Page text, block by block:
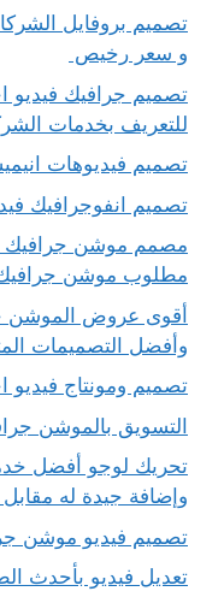
تصميم بروفايل
و سعر رخيص
تصميم جرافيك
للتعريف بخدمات
تصميم فيديوهات
تصميم انفوجرافيك
مصمم موشن جرافيك
مطلوب موشن
أقوى عروض الموشن
وأفضل التصميمات
تصميم ومونتاج فيديو
التسويق بالموشن
تحريك لوجو أفضل
وإضافة جيدة له
تصميم فيديو موشن
تعديل فيديو بأحدث